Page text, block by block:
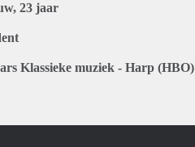
23 jaar
Klassieke muziek - Harp (HBO)